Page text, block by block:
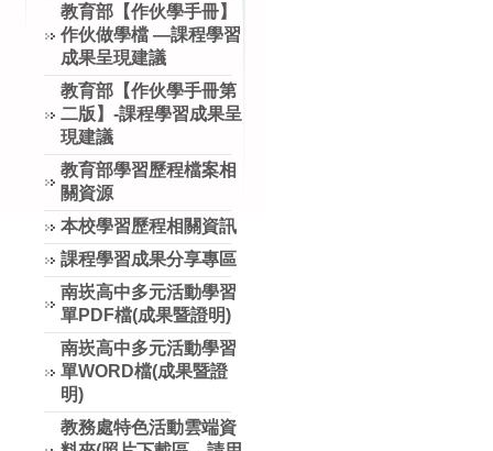
教育部【作伙學手冊】
作伙做學檔 —課程學習
成果呈現建議
教育部【作伙學手冊第
二版】-課程學習成果呈
現建議
教育部學習歷程檔案相
關資源
本校學習歷程相關資訊
課程學習成果分享專區
南崁高中多元活動學習
單PDF檔(成果暨證明)
南崁高中多元活動學習
單WORD檔(成果暨證
明)
教務處特色活動雲端資